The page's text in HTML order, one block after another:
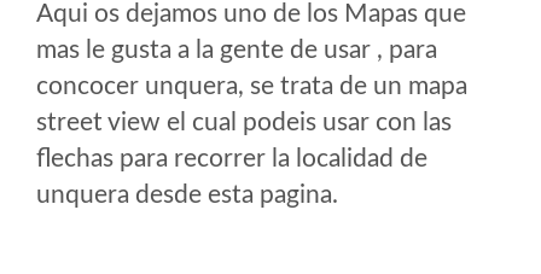
Aqui os dejamos uno de los Mapas que
mas le gusta a la gente de usar , para
concocer unquera, se trata de un mapa
street view el cual podeis usar con las
flechas para recorrer la localidad de
unquera desde esta pagina.